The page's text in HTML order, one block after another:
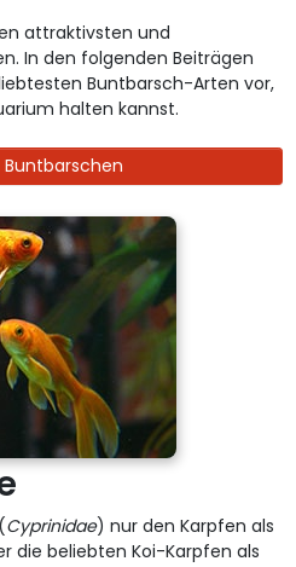
attraktivsten und
In den folgenden Beiträgen
Buntbarsch-Arten vor,
halten kannst.
Buntbarschen
Cyprinidae) nur den Karpfen als
die beliebten Koi-Karpfen als